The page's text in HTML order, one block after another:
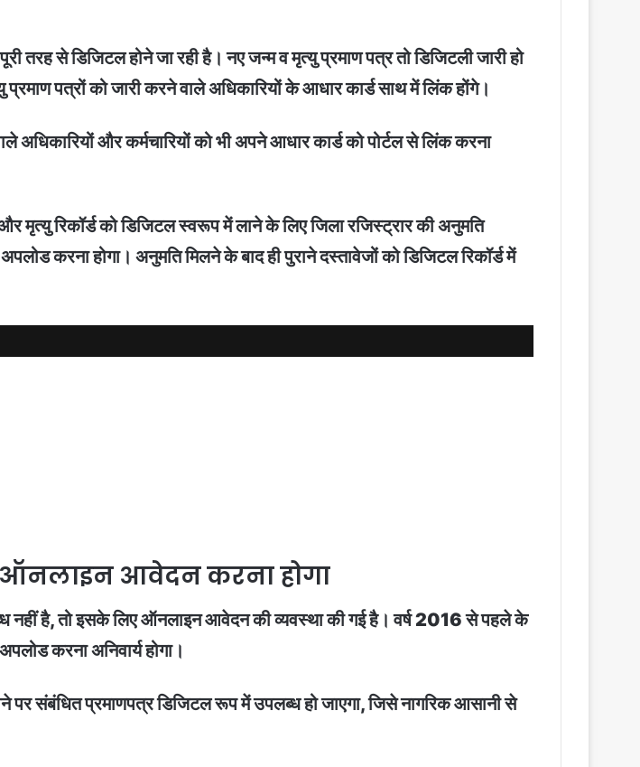
से डिजिटल होने जा रही है। नए जन्म व मृत्यु प्रमाण पत्र तो डिजिटली जारी हो
पत्रों को जारी करने वाले अधिकारियों के आधार कार्ड साथ में लिंक होंगे।
और कर्मचारियों को भी अपने आधार कार्ड को पोर्टल से लिंक करना
मृत्यु रिकॉर्ड को डिजिटल स्वरूप में लाने के लिए जिला रजिस्ट्रार की अनुमति
करना होगा। अनुमति मिलने के बाद ही पुराने दस्तावेजों को डिजिटल रिकॉर्ड में
ऑनलाइन आवेदन करना होगा
नहीं है, तो इसके लिए ऑनलाइन आवेदन की व्यवस्था की गई है। वर्ष 2016 से पहले के
करना अनिवार्य होगा।
पर संबंधित प्रमाणपत्र डिजिटल रूप में उपलब्ध हो जाएगा, जिसे नागरिक आसानी से